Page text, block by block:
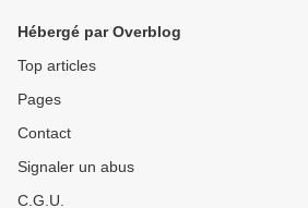
Hébergé par Overblog
Top articles
Pages
Contact
Signaler un abus
C.G.U.